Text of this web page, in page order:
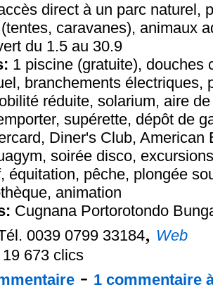
direct à un parc naturel,
caravanes), animaux
du 1.5 au 30.9
1 piscine (gratuite), douches
branchements électriques,
réduite, solarium, aire
supérette, dépôt de
Diner's Club,
soirée disco,
équitation, pêche, plongée
animation
Cugnana Portorotondo
0039 0799 33184, Web
19 673 clics
- 1 commentaire